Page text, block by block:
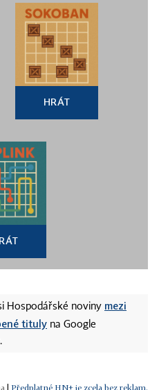
HRÁT
Hospodářské noviny mezi
tituly na Google
Předplatné HN+ je zcela bez reklam.